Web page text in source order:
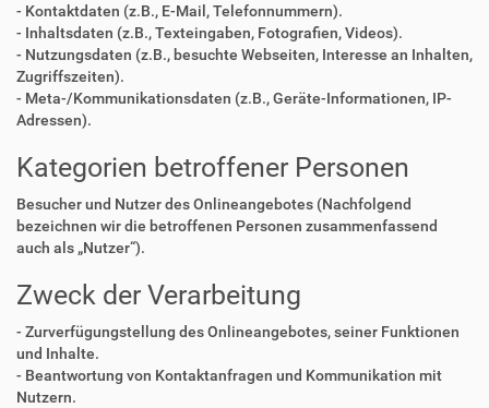
- Kontaktdaten (z.B., E-Mail, Telefonnummern).
- Inhaltsdaten (z.B., Texteingaben, Fotografien, Videos).
- Nutzungsdaten (z.B., besuchte Webseiten, Interesse an Inhalten,
Zugriffszeiten).
- Meta-/Kommunikationsdaten (z.B., Geräte-Informationen, IP-
Adressen).
Kategorien betroffener Personen
Besucher und Nutzer des Onlineangebotes (Nachfolgend
bezeichnen wir die betroffenen Personen zusammenfassend
auch als „Nutzer“).
Zweck der Verarbeitung
- Zurverfügungstellung des Onlineangebotes, seiner Funktionen
und Inhalte.
- Beantwortung von Kontaktanfragen und Kommunikation mit
Nutzern.